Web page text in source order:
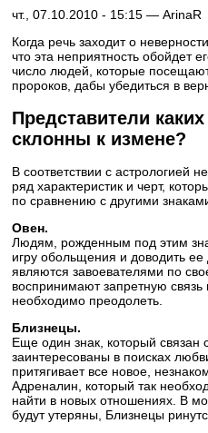
чт., 07.10.2010 - 15:15 — ArinaR
Когда речь заходит о
что эта неприятность обойдет
число людей, которые
пророков, дабы убедиться в
Представители
склонны к измене?
В соответствии с астрологией
ряд характеристик и черт,
по сравнению с другими
Овен.
Людям, рожденным под этим
игру обольщения и доводить ее
являются завоевателями по
воспринимают запретную связь
необходимо преодолеть.
Близнецы.
Еще один знак, который связан
заинтересованы в поисках
притягивает все новое,
Адреналин, который так
найти в новых отношениях. В
будут утеряны, Близнецы